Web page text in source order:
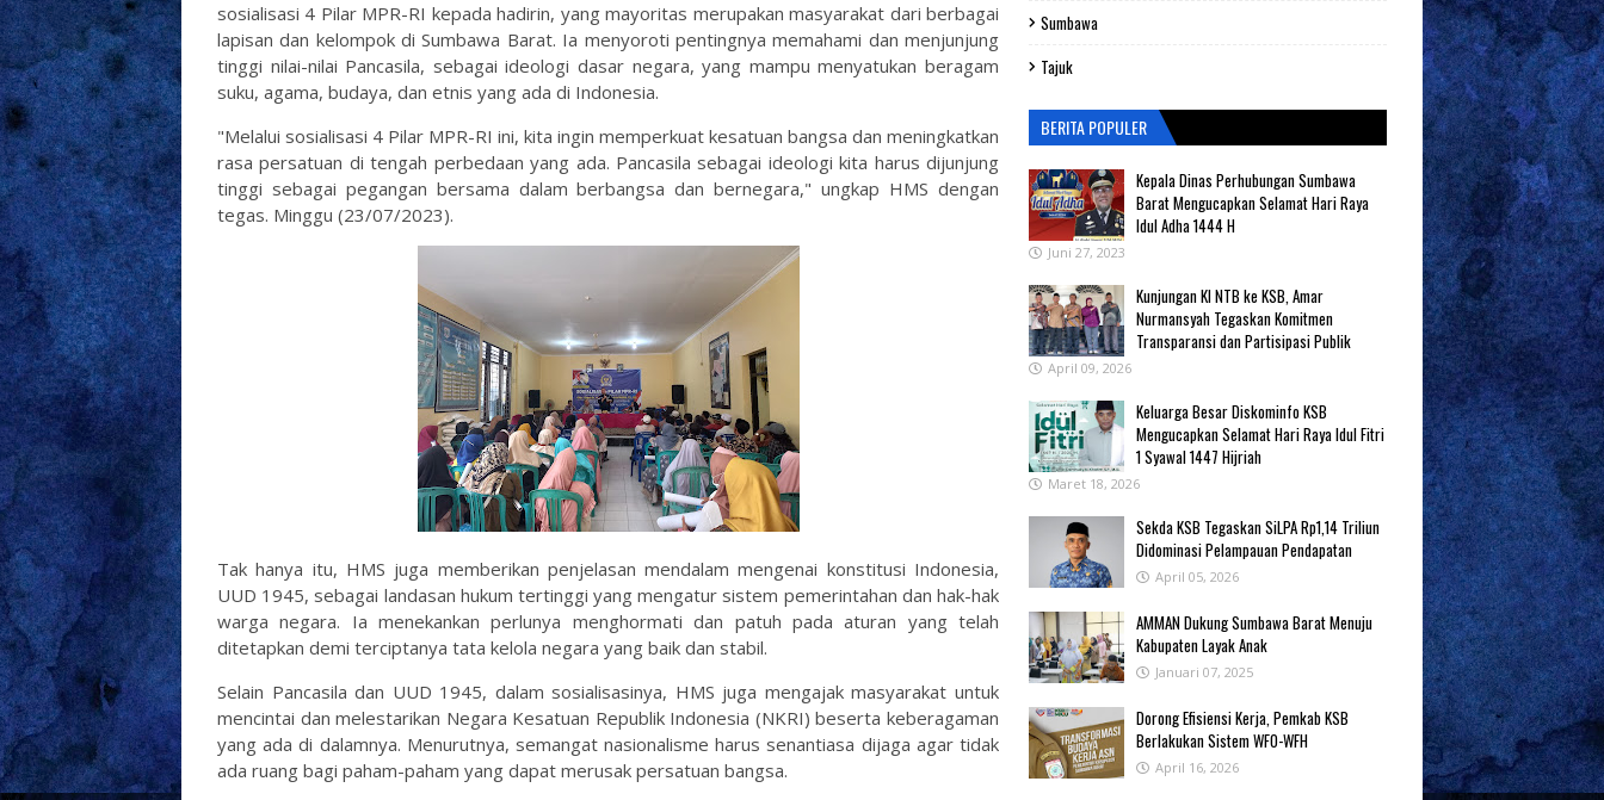
sosialisasi 4 Pilar MPR-RI kepada hadirin, yang mayoritas merupakan masyarakat dari berbagai
lapisan dan kelompok di Sumbawa Barat. Ia menyoroti pentingnya memahami dan menjunjung
tinggi nilai-nilai Pancasila, sebagai ideologi dasar negara, yang mampu menyatukan beragam
suku, agama, budaya, dan etnis yang ada di Indonesia.
"Melalui sosialisasi 4 Pilar MPR-RI ini, kita ingin memperkuat kesatuan bangsa dan meningkatkan
rasa persatuan di tengah perbedaan yang ada. Pancasila sebagai ideologi kita harus dijunjung
tinggi sebagai pegangan bersama dalam berbangsa dan bernegara," ungkap HMS dengan
tegas. Minggu (23/07/2023).
Tak hanya itu, HMS juga memberikan penjelasan mendalam mengenai konstitusi Indonesia,
UUD 1945, sebagai landasan hukum tertinggi yang mengatur sistem pemerintahan dan hak-hak
warga negara. Ia menekankan perlunya menghormati dan patuh pada aturan yang telah
ditetapkan demi terciptanya tata kelola negara yang baik dan stabil.
Selain Pancasila dan UUD 1945, dalam sosialisasinya, HMS juga mengajak masyarakat untuk
mencintai dan melestarikan Negara Kesatuan Republik Indonesia (NKRI) beserta keberagaman
yang ada di dalamnya. Menurutnya, semangat nasionalisme harus senantiasa dijaga agar tidak
ada ruang bagi paham-paham yang dapat merusak persatuan bangsa.
Sumbawa
Tajuk
BERITA POPULER
Kepala Dinas Perhubungan Sumbawa
Barat Mengucapkan Selamat Hari Raya
Idul Adha 1444 H
Juni 27, 2023
Kunjungan KI NTB ke KSB, Amar
Nurmansyah Tegaskan Komitmen
Transparansi dan Partisipasi Publik
April 09, 2026
Keluarga Besar Diskominfo KSB
Mengucapkan Selamat Hari Raya Idul Fitri
1 Syawal 1447 Hijriah
Maret 18, 2026
Sekda KSB Tegaskan SiLPA Rp1,14 Triliun
Didominasi Pelampauan Pendapatan
April 05, 2026
AMMAN Dukung Sumbawa Barat Menuju
Kabupaten Layak Anak
Januari 07, 2025
‎Dorong Efisiensi Kerja, Pemkab KSB
Berlakukan Sistem WFO-WFH ‎
April 16, 2026